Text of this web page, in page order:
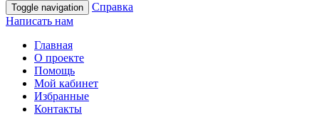
Toggle navigation
Справка
Написать нам
Главная
О проекте
Помощь
Мой кабинет
Избранные
Контакты